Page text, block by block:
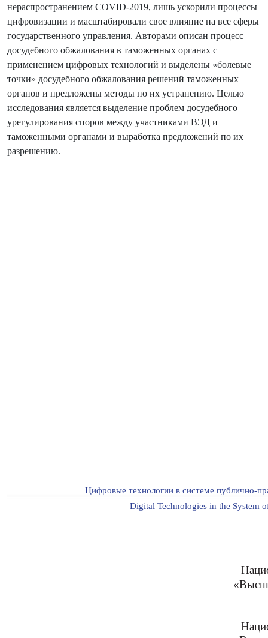
нераспространением COVID-2019, лишь ускорили процессы
цифровизации и масштабировали свое влияние на все сферы
государственного управления. Авторами описан процесс
досудебного обжалования в таможенных органах с
применением цифровых технологий и выделены «болевые
точки» досудебного обжалования решений таможенных
органов и предложены методы по их устранению. Целью
исследования является выделение проблем досудебного
урегулирования споров между участниками ВЭД и
таможенными органами и выработка предложений по их
разрешению.
Цифровые технологии в системе публично-
Digital Technologies in the System